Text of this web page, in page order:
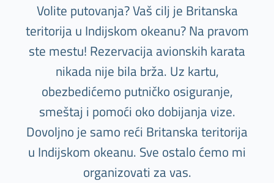
Volite putovanja? Vaš cilj je Britanska
teritorija u Indijskom okeanu? Na pravom
ste mestu! Rezervacija avionskih karata
nikada nije bila brža. Uz kartu,
obezbedićemo putničko osiguranje,
smeštaj i pomoći oko dobijanja vize.
Dovoljno je samo reći Britanska teritorija
u Indijskom okeanu. Sve ostalo ćemo mi
organizovati za vas.